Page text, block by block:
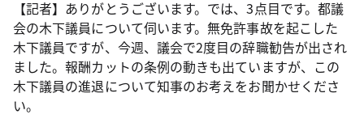
【記者】ありがとうございます。では、3点目です。都議
会の木下議員について伺います。無免許事故を起こした
木下議員ですが、今週、議会で2度目の辞職勧告が出され
ました。報酬カットの条例の動きも出ていますが、この
木下議員の進退について知事のお考えをお聞かせくださ
い。